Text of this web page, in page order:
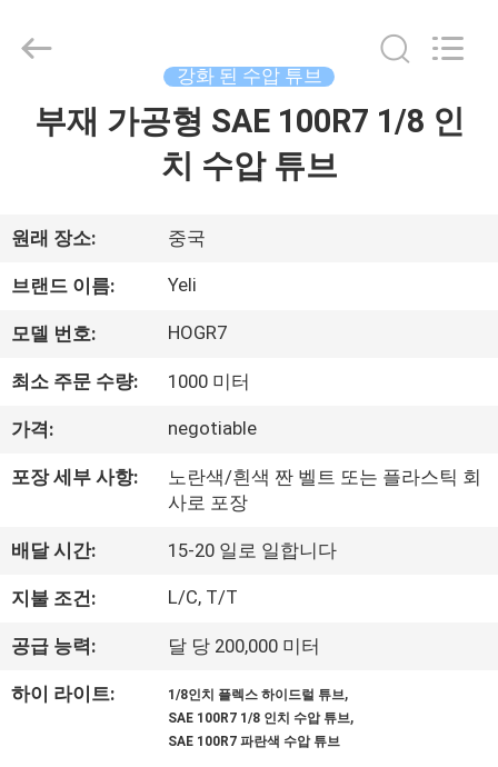
품
회
사
공
견
학
2025
Rights
강화 된 수압 튜브
부재 가공형 SAE 100R7 1/8 인
치 수압 튜브
원래 장소: 중국
브랜드 이름: Yeli
모델 번호: HOGR7
최소 주문 수량: 1000 미터
가격: negotiable
포장 세부 사항:
노란색/흰색 짠 벨트 또는 플라스틱 회
사로 포장
배달 시간: 15-20 일로 일합니다
지불 조건: L/C, T/T
공급 능력: 달 당 200,000 미터
하이 라이트: 1/8인치 플렉스 하이드럴 튜브,
SAE 100R7 1/8 인치 수압 튜브,
SAE 100R7 파란색 수압 튜브